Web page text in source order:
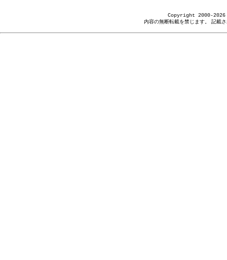
Copyright 2000-
内容の無断転載を禁じます。 記載